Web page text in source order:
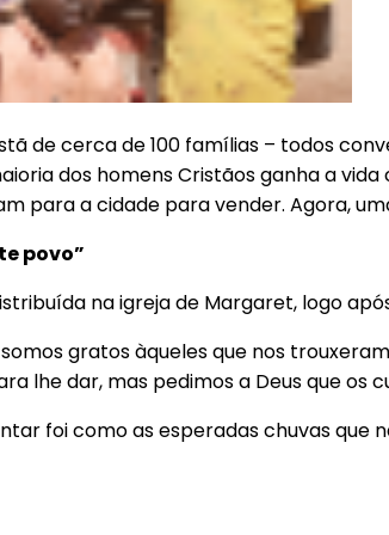
de cerca de 100 famílias – todos
dos homens Cristãos ganha a
para a cidade para vender. Agora,
povo”
na igreja de Margaret, logo
gratos àqueles que nos
lhe dar, mas pedimos a Deus que os
foi como as esperadas chuvas que